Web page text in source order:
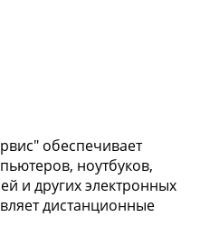
обеспечивает
ноутбуков,
и других электронных
дистанционные